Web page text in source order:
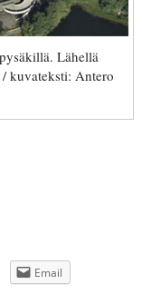
Lähellä
kuvateksti: Antero
Email